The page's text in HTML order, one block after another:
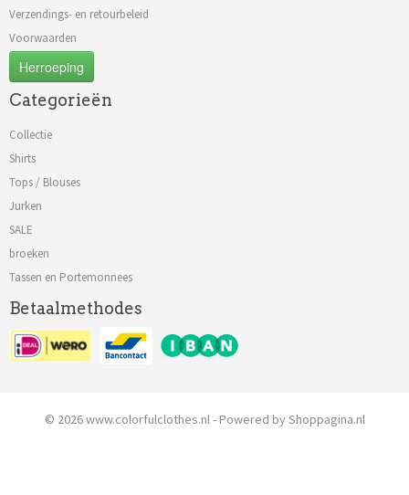
Verzendings- en retourbeleid
Voorwaarden
Herroeping
Categorieën
Collectie
Shirts
Tops / Blouses
Jurken
SALE
broeken
Tassen en Portemonnees
Betaalmethodes
© 2026 www.colorfulclothes.nl - Powered by Shoppagina.nl